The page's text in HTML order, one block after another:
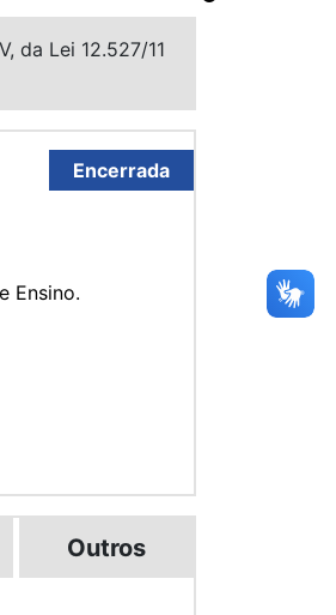
da Lei 12.527/11
Encerrada
Ensino.
Outros